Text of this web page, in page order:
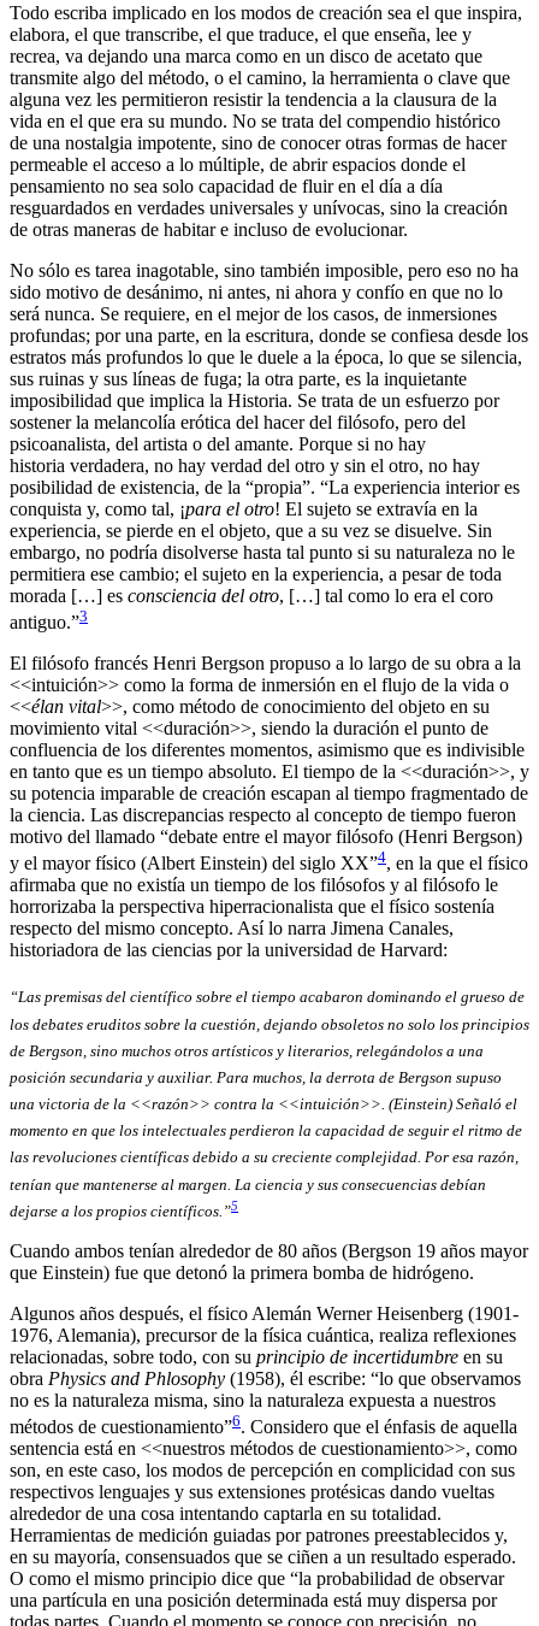
Todo escriba implicado en los modos de creación sea el que inspira,
elabora, el que transcribe, el que traduce, el que enseña, lee y
recrea, va dejando una marca como en un disco de acetato que
transmite algo del método, o el camino, la herramienta o clave que
alguna vez les permitieron resistir la tendencia a la clausura de la
vida en el que era su mundo. No se trata del compendio histórico
de una nostalgia impotente, sino de conocer otras formas de hacer
permeable el acceso a lo múltiple, de abrir espacios donde el
pensamiento no sea solo capacidad de fluir en el día a día
resguardados en verdades universales y unívocas, sino la creación
de otras maneras de habitar e incluso de evolucionar.
No sólo es tarea inagotable, sino también imposible, pero eso no ha
sido motivo de desánimo, ni antes, ni ahora y confío en que no lo
será nunca. Se requiere, en el mejor de los casos, de inmersiones
profundas; por una parte, en la escritura, donde se confiesa desde los
estratos más profundos lo que le duele a la época, lo que se silencia,
sus ruinas y sus líneas de fuga; la otra parte, es la inquietante
imposibilidad que implica la Historia. Se trata de un esfuerzo por
sostener la melancolía erótica del hacer del filósofo, pero del
psicoanalista, del artista o del amante. Porque si no hay
historia verdadera, no hay verdad del otro y sin el otro, no hay
posibilidad de existencia, de la “propia”. “La experiencia interior es
conquista y, como tal, ¡para el otro! El sujeto se extravía en la
experiencia, se pierde en el objeto, que a su vez se disuelve. Sin
embargo, no podría disolverse hasta tal punto si su naturaleza no le
permitiera ese cambio; el sujeto en la experiencia, a pesar de toda
morada […] es consciencia del otro, […] tal como lo era el coro
antiguo.”3
El filósofo francés Henri Bergson propuso a lo largo de su obra a la
<<intuición>> como la forma de inmersión en el flujo de la vida o
<<élan vital>>, como método de conocimiento del objeto en su
movimiento vital <<duración>>, siendo la duración el punto de
confluencia de los diferentes momentos, asimismo que es indivisible
en tanto que es un tiempo absoluto. El tiempo de la <<duración>>, y
su potencia imparable de creación escapan al tiempo fragmentado de
la ciencia. Las discrepancias respecto al concepto de tiempo fueron
motivo del llamado “debate entre el mayor filósofo (Henri Bergson)
y el mayor físico (Albert Einstein) del siglo XX”4, en la que el físico
afirmaba que no existía un tiempo de los filósofos y al filósofo le
horrorizaba la perspectiva hiperracionalista que el físico sostenía
respecto del mismo concepto. Así lo narra Jimena Canales,
historiadora de las ciencias por la universidad de Harvard:
“Las premisas del científico sobre el tiempo acabaron dominando el grueso de
los debates eruditos sobre la cuestión, dejando obsoletos no solo los principios
de Bergson, sino muchos otros artísticos y literarios, relegándolos a una
posición secundaria y auxiliar. Para muchos, la derrota de Bergson supuso
una victoria de la <<razón>> contra la <<intuición>>. (Einstein) Señaló el
momento en que los intelectuales perdieron la capacidad de seguir el ritmo de
las revoluciones científicas debido a su creciente complejidad. Por esa razón,
tenían que mantenerse al margen. La ciencia y sus consecuencias debían
dejarse a los propios científicos.”5
Cuando ambos tenían alrededor de 80 años (Bergson 19 años mayor
que Einstein) fue que detonó la primera bomba de hidrógeno.
Algunos años después, el físico Alemán Werner Heisenberg (1901-
1976, Alemania), precursor de la física cuántica, realiza reflexiones
relacionadas, sobre todo, con su principio de incertidumbre en su
obra Physics and Phlosophy (1958), él escribe: “lo que observamos
no es la naturaleza misma, sino la naturaleza expuesta a nuestros
métodos de cuestionamiento”6. Considero que el énfasis de aquella
sentencia está en <<nuestros métodos de cuestionamiento>>, como
son, en este caso, los modos de percepción en complicidad con sus
respectivos lenguajes y sus extensiones protésicas dando vueltas
alrededor de una cosa intentando captarla en su totalidad.
Herramientas de medición guiadas por patrones preestablecidos y,
en su mayoría, consensuados que se ciñen a un resultado esperado.
O como el mismo principio dice que “la probabilidad de observar
una partícula en una posición determinada está muy dispersa por